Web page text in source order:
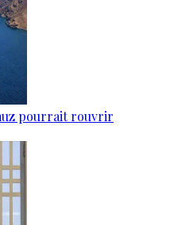
pourrait rouvrir